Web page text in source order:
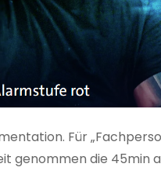
Für
genommen die 45min